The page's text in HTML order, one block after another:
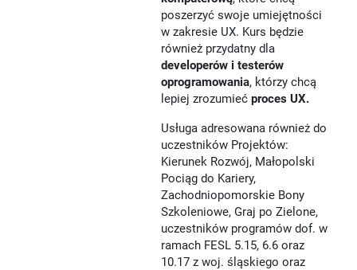
poszerzyć swoje umiejętności
w zakresie UX. Kurs będzie
również przydatny dla
developerów i testerów
oprogramowania, którzy chcą
lepiej zrozumiećproces UX.
Usługa adresowana również do
uczestników Projektów:
Kierunek Rozwój, Małopolski
Pociąg do Kariery,
Zachodniopomorskie Bony
Szkoleniowe, Graj po Zielone,
uczestników programów dof. w
ramach FESL 5.15, 6.6 oraz
10.17 z woj. śląskiego oraz